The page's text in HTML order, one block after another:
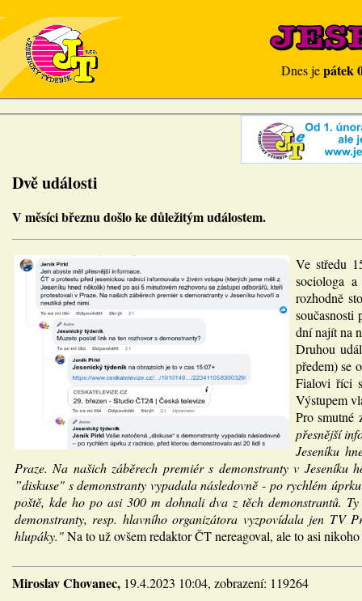
Dnes jepátek
Dvě události
V měsíci březnu došlo ke důležitým událostem.
Ve středu
sociologa
rozhodně
současnosti
dní najít na
Druhou
předem) se
Fialovi říci
Výstupem
Pro smutné
přesnější
Jeseníku
Praze. Na našich záběrech premiér s demonstranty v Jeseníku
”diskuse" s demonstranty vypadala následovně - po rychlém
poště, kde ho po asi 300 m dohnali dva z těch demonstrantů.
demonstranty, resp. hlavního organizátora vyzpovídala jen
hlupáky."Na to už ovšem redaktor ČT nereagoval, ale to asi
Miroslav Chovanec, 19.4.2023 10:04, zobrazení: 119264